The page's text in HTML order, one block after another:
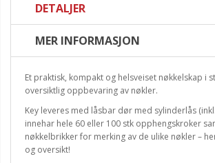
DETALJER
MER INFORMASJON
Et praktisk, kompakt og helsveiset nøkkelskap i
oversiktlig oppbevaring av nøkler.
Key leveres med låsbar dør med sylinderlås
innehar hele 60 eller 100 stk opphengskroker
nøkkelbrikker for merking av de ulike nøkler –
og oversikt!